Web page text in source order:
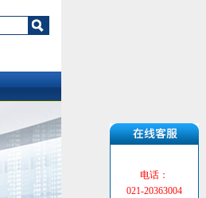
电话：
021-20363004